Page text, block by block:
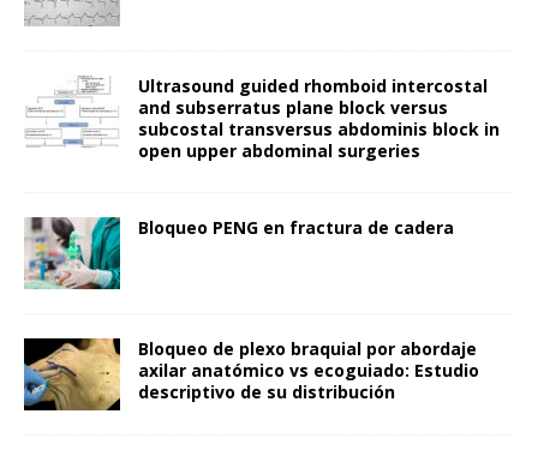
Ultrasound guided rhomboid intercostal
and subserratus plane block versus
subcostal transversus abdominis block in
open upper abdominal surgeries
Bloqueo PENG en fractura de cadera
Bloqueo de plexo braquial por abordaje
axilar anatómico vs ecoguiado: Estudio
descriptivo de su distribución